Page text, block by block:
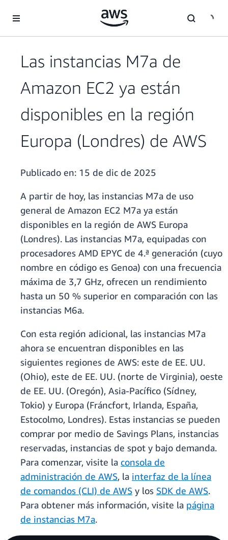
Las instancias M7a de
Amazon EC2 ya están
disponibles en la región
Europa (Londres) de AWS
Publicado en: 15 de dic de 2025
A partir de hoy, las instancias M7a de uso
general de Amazon EC2 M7a ya están
disponibles en la región de AWS Europa
(Londres). Las instancias M7a, equipadas con
procesadores AMD EPYC de 4.ª generación (cuyo
nombre en código es Genoa) con una frecuencia
máxima de 3,7 GHz, ofrecen un rendimiento
hasta un 50 % superior en comparación con las
instancias M6a.
Con esta región adicional, las instancias M7a
ahora se encuentran disponibles en las
siguientes regiones de AWS: este de EE. UU.
(Ohio), este de EE. UU. (norte de Virginia), oeste
de EE. UU. (Oregón), Asia-Pacífico (Sídney,
Tokio) y Europa (Fráncfort, Irlanda, España,
Estocolmo, Londres). Estas instancias se pueden
comprar por medio de Savings Plans, instancias
reservadas, instancias de spot y bajo demanda.
Para comenzar, visite la consola de
administración de AWS, la interfaz de la línea
de comandos (CLI) de AWS y los SDK de AWS.
Para obtener más información, visite la página
de instancias M7a.